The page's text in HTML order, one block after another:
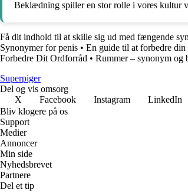
Beklædning spiller en stor rolle i vores kultur
Få dit indhold til at skille sig ud med fængende
Synonymer for penis • En guide til at forbedre
Forbedre Dit Ordforråd • Rummer – synonym og
Superpiger
Del og vis omsorg
X
Facebook Instagram LinkedIn
Bliv klogere på os
Support
Medier
Annoncer
Min side
Nyhedsbrevet
Partnere
Del et tip